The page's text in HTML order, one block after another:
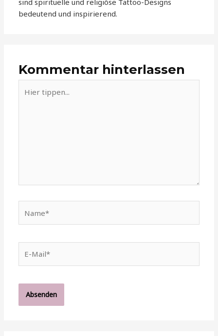
bedeutend und inspirierend.
Kommentar hinterlassen
tippen...
Mail*